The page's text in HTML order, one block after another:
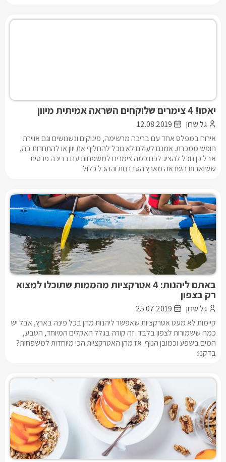
יאסו! 4 צימרים שלוקחים השראה אמיתית מיוון
אירוח במפלס אחד עם בריכה מרשימה, פינוקים ונשנושים וגם אווירת
חופש ממכרת. אמנם לעולם לא נוכל להחליף את יוון או להתחרות בה,
אבל כן נוכל להציג לכם כמה צימרים למשפחות עם בריכה פרטית
ששואבות השראה מארץ הטברנות וההכל כלול.
גל שרון 12.08.2019
באתם ליהנות: 4 אטרקציות מהממות שתוכלו למצוא
רק בצפון
קיימות לא מעט אטרקציות שאפשר ליהנות מהן בכל פינה בארץ, אבל יש
כמה ששמורות לצפון בלבד. זה קורה בגלל האקלים המיוחד, הטבע,
המים בשפע וכמובן הנוף. אז מהן האטרקציות הכי מיוחדות למשפחות?
בדקנו:
גל שרון 25.07.2019